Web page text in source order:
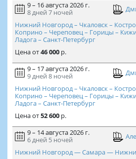
9 – 16 августа 2026 г.
8 дней 7 ночей
Нижний Новгород – Чкаловск –
Коприно – Череповец – Горицы –
Ладога – Санкт-Петербург
Ценаот46 000р.
9 – 17 августа 2026 г.
9 дней 8 ночей
Нижний Новгород – Чкаловск –
Коприно – Череповец – Горицы –
Ладога – Санкт-Петербург
Ценаот52 600р.
9 – 14 августа 2026 г.
6 дней 5 ночей
Нижний Новгород — Самара —